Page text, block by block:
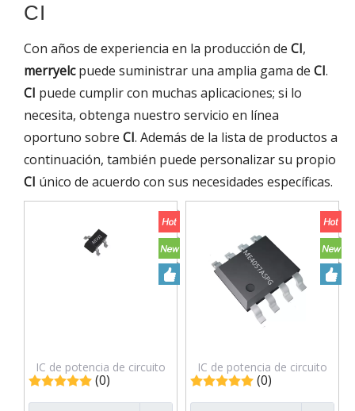
CI
Con años de experiencia en la producción de CI,
merryelcpuede suministrar una amplia gama de CI.
CI puede cumplir con muchas aplicaciones; si lo
necesita, obtenga nuestro servicio en línea
oportuno sobre CI. Además de la lista de productos a
continuación, también puede personalizar su propio
CI único de acuerdo con sus necesidades específicas.
IC de potencia de circuito
integrado ME431AXG
(0)
IC de potencia de circuito
integrado ME4057ASPG
(0)